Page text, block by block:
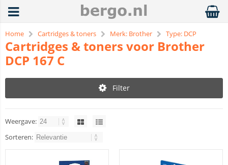
Home Cartridges & toners Merk: Brother Type: DCP
Cartridges & toners voor Brother
DCP 167 C
Filter
Weergave:
Sorteren: